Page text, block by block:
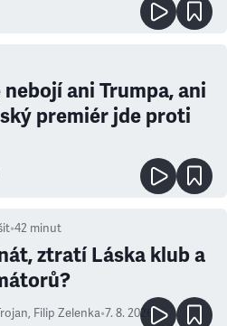
nebojí ani Trumpa, ani
premiér jde proti
•42 minut
ztratí Láska klub a
, Filip Zelenka•7. 8. 2026